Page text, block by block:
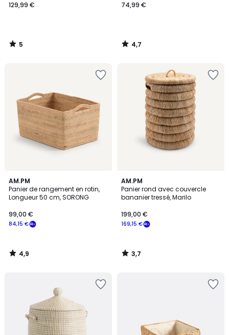
129,99 €
5
/
74,99 €
4,7
/
AM.PM
Panier de rangement en rotin,
Longueur 50 cm, SORONG
84,15 €
99,00 €
4,9
/ 5
4,9
/
AM.PM
Panier rond avec couvercle
bananier tressé, Marilo
169,15 €
199,00 €
3,7
/ 5
3,7
/